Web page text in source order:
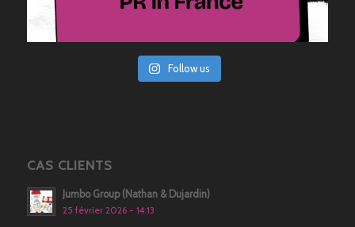
Follow us
CAS CLIENTS
Jumbo Group (Nathan & Dujardin)
25 février 2026 - 14:13